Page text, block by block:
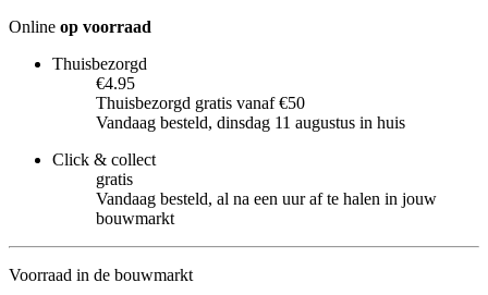
Online op voorraad
Thuisbezorgd
€4.95
Thuisbezorgd gratis vanaf €50
Vandaag besteld, dinsdag 11 augustus in huis
Click & collect
gratis
Vandaag besteld, al na een uur af te halen in jouw
bouwmarkt
Voorraad in de bouwmarkt